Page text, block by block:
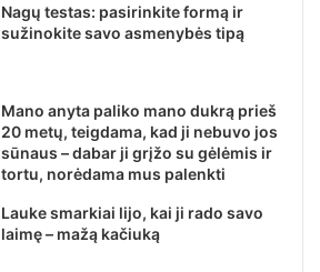
Nagų testas: pasirinkite formą ir
sužinokite savo asmenybės tipą
Mano anyta paliko mano dukrą prieš
20 metų, teigdama, kad ji nebuvo jos
sūnaus – dabar ji grįžo su gėlėmis ir
tortu, norėdama mus palenkti
Lauke smarkiai lijo, kai ji rado savo
laimę – mažą kačiuką